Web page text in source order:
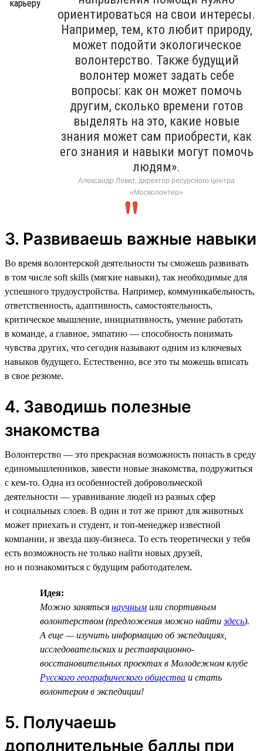
ориентироваться на свои интересы.
Например, тем, кто любит природу,
может подойти экологическое
волонтерство. Также будущий
волонтер может задать себе
вопросы: как он может помочь
другим, сколько времени готов
выделять на это, какие новые
знания может сам приобрести, как
его знания и навыки могут помочь
людям».
Александр Левит, директор ресурсного центра
«Мосволонтер»
3. Развиваешь важные навыки
Во время волонтерской деятельности ты сможешь развивать
в том числе soft skills (мягкие навыки), так необходимые для
успешного трудоустройства. Например, коммуникабельность,
ответственность, адаптивность, самостоятельность,
критическое мышление, инициативность, умение работать
в команде, а главное, эмпатию — способность понимать
чувства других, что сегодня называют одним из ключевых
навыков будущего. Естественно, все это ты можешь вписать
в свое резюме.
4. Заводишь полезные
знакомства
Волонтерство — это прекрасная возможность попасть в среду
единомышленников, завести новые знакомства, подружиться
с кем-то. Одна из особенностей добровольческой
деятельности — уравнивание людей из разных сфер
и социальных слоев. В один и тот же приют для животных
может приехать и студент, и топ-менеджер известной
компании, и звезда шоу-бизнеса. То есть теоретически у тебя
есть возможность не только найти новых друзей,
но и познакомиться с будущим работодателем.
Идея:
Можно заняться научным или спортивным
волонтерством (предложения можно найтиздесь).
А еще — изучить информацию об экспедициях,
исследовательских и реставрационно-
восстановительных проектах в Молодежном клубе
Русского географического общества и стать
волонтером в экспедиции!
5. Получаешь
дополнительные баллы при